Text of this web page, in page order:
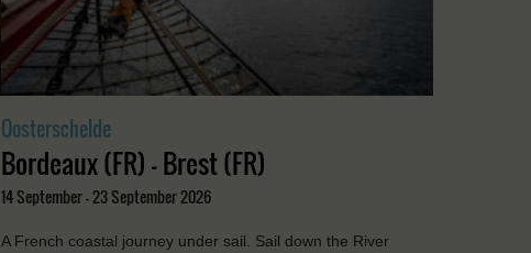
Oosterschelde
Bordeaux (FR) - Brest (FR)
14 September - 23 September 2026
A French coastal journey under sail. Sail down the River